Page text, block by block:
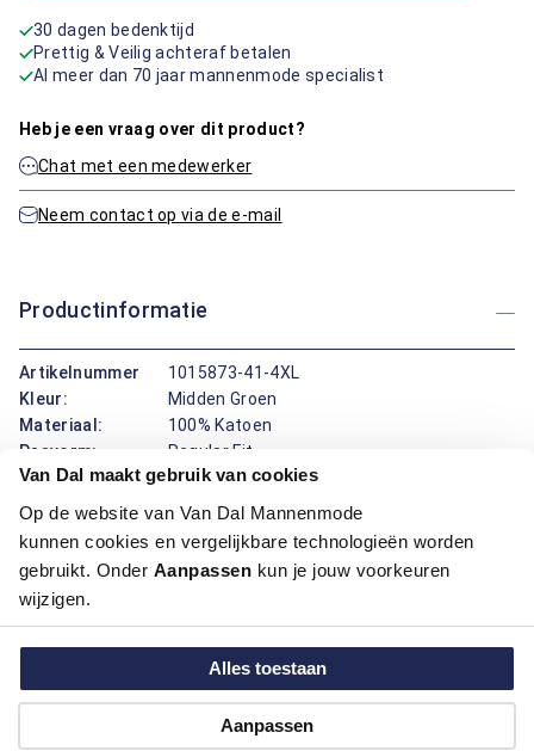
Van Dal maakt gebruik van cookies
Op de website van Van Dal Mannenmode
kunnen cookies en vergelijkbare technologieën worden
gebruikt. Onder Aanpassen kun je jouw voorkeuren
wijzigen.
Alles toestaan
Aanpassen
30 dagen bedenktijd
Prettig & Veilig achteraf betalen
Al meer dan 70 jaar mannenmode specialist
Heb je een vraag over dit product?
Chat met een medewerker
Neem contact op via de e-mail
Productinformatie
Artikelnummer
1015873-41-4XL
Kleur:
Midden Groen
Materiaal:
100% Katoen
Pasvorm:
Regular Fit
Dit regular fit overhemd van Bartlett is een verfijnde
aanvulling op je kledingkast. De middengroene kleur vormt een
stijlvolle basis, terwijl het bloemenmotief zorgt voor een
frisse, eigentijdse uitstraling. Gemaakt van 100% katoen
boord en knoopsluiting zorgen voor een nette afwerking.
Ideaal voor zowel informele als meer geklede momenten. Een
moderne klassieker met karakter.